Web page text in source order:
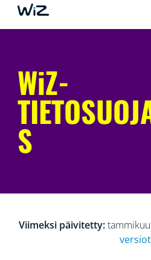
WiZ-
S
Viimeksi päivitetty:
versiot